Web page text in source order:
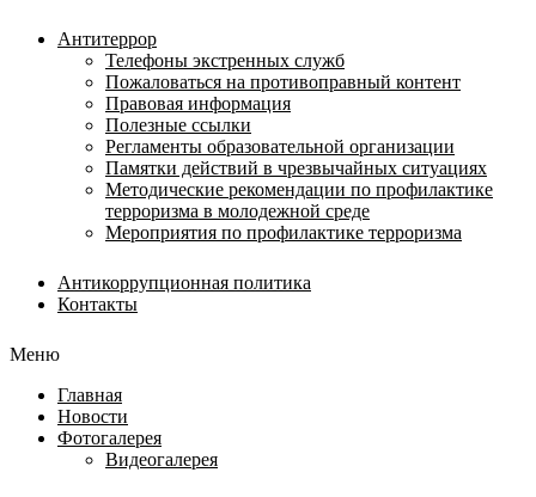
Антитеррор
Телефоны экстренных служб
Пожаловаться на противоправный контент
Правовая информация
Полезные ссылки
Регламенты образовательной организации
Памятки действий в чрезвычайных ситуациях
Методические рекомендации по профилактике
терроризма в молодежной среде
Мероприятия по профилактике терроризма
Антикоррупционная политика
Контакты
Меню
Главная
Новости
Фотогалерея
Видеогалерея